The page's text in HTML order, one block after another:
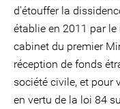
d'étouffer la
établie en 2011 par
cabinet du premier
réception de fonds
société civile, et pour
en vertu de la loi 84